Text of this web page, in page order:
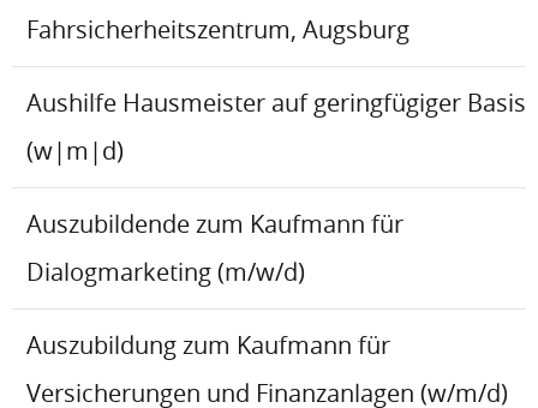
Fahrsicherheitszentrum, Augsburg
Aushilfe Hausmeister auf geringfügiger Basis
(w|m|d)
Auszubildende zum Kaufmann für
Dialogmarketing (m/w/d)
Auszubildung zum Kaufmann für
Versicherungen und Finanzanlagen (w/m/d)